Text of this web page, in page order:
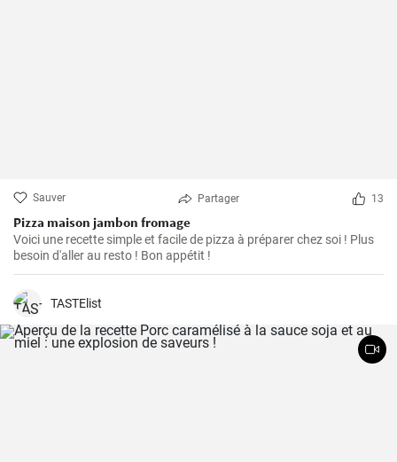
Sauver Partager 13
Pizza maison jambon fromage
Voici une recette simple et facile de pizza à préparer chez soi ! Plus
besoin d'aller au resto ! Bon appétit !
TASTElist